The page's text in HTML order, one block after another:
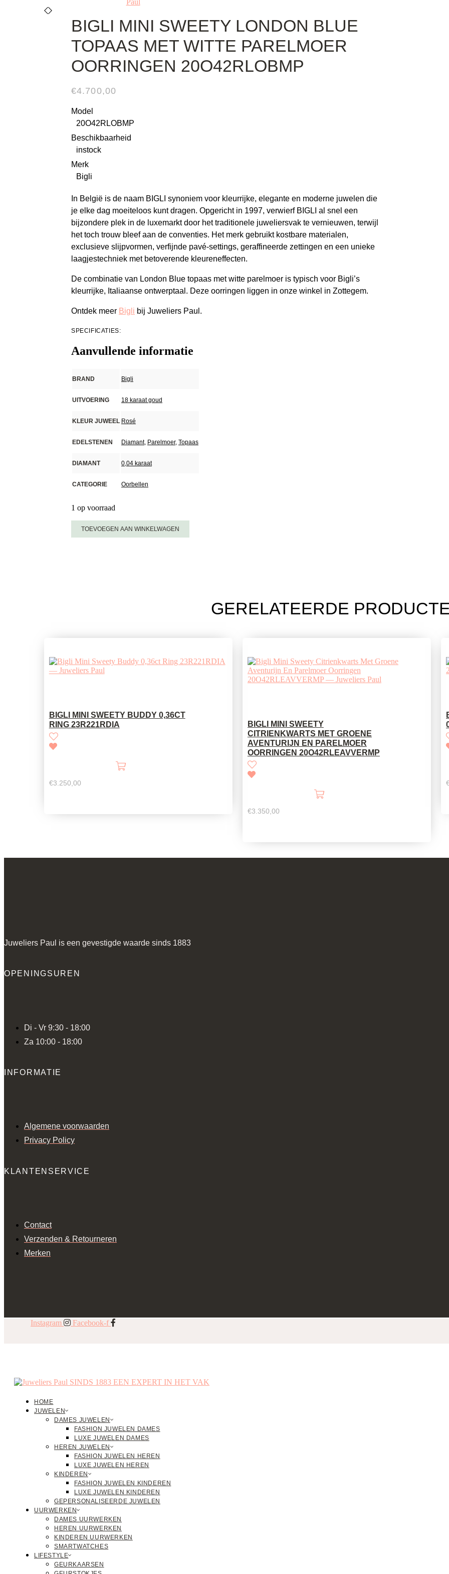
BIGLI MINI SWEETY LONDON BLUE
TOPAAS MET WITTE PARELMOER
OORRINGEN 20O42RLOBMP
€4.700,00
Model
20O42RLOBMP
Beschikbaarheid
instock
Merk
Bigli
In België is de naam BIGLI synoniem voor kleurrijke, elegante en moderne juwelen die
je elke dag moeiteloos kunt dragen. Opgericht in 1997, verwierf BIGLI al snel een
bijzondere plek in de luxemarkt door het traditionele juweliersvak te vernieuwen, terwijl
het toch trouw bleef aan de conventies. Het merk gebruikt kostbare materialen,
exclusieve slijpvormen, verfijnde pavé-settings, geraffineerde zettingen en een unieke
laagjestechniek met betoverende kleureneffecten.
De combinatie van London Blue topaas met witte parelmoer is typisch voor Bigli’s
kleurrijke, Italiaanse ontwerptaal. Deze oorringen liggen in onze winkel in Zottegem.
Ontdek meer Bigli bij Juweliers Paul.
SPECIFICATIES:
Aanvullende informatie
BRAND Bigli
UITVOERING 18 karaat goud
KLEUR JUWEEL Rosé
EDELSTENEN Diamant, Parelmoer, Topaas
DIAMANT 0,04 karaat
CATEGORIE Oorbellen
1 op voorraad
Bigli
Mini
aantal
TOEVOEGEN AAN WINKELWAGEN
GERELATEERDE
BIGLI MINI SWEETY BUDDY 0,36CT
RING 23R221RDIA
€3.250,00
BIGLI MINI SWEETY
CITRIENKWARTS MET GROENE
AVENTURIJN EN PARELMOER
OORRINGEN 20O42RLEAVVERMP
€3.350,00
Juweliers Paul is een gevestigde waarde sinds 1883
OPENINGSUREN
Di - Vr 9:30 - 18:00
Za 10:00 - 18:00
INFORMATIE
Algemene voorwaarden
Privacy Policy
KLANTENSERVICE
Contact
Verzenden & Retourneren
Merken
Instagram Facebook-f
HOME
JUWELEN
DAMES JUWELEN
FASHION JUWELEN DAMES
LUXE JUWELEN DAMES
HEREN JUWELEN
FASHION JUWELEN HEREN
LUXE JUWELEN HEREN
KINDEREN
FASHION JUWELEN KINDEREN
LUXE JUWELEN KINDEREN
GEPERSONALISEERDE JUWELEN
UURWERKEN
DAMES UURWERKEN
HEREN UURWERKEN
KINDEREN UURWERKEN
SMARTWATCHES
LIFESTYLE
GEURKAARSEN